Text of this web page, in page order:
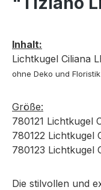
Inhalt:
Lichtkugel Ciliana
ohne Deko und Floristik
Größe:
780121 Lichtkugel
780122 Lichtkugel
780123 Lichtkugel
Die stilvollen und